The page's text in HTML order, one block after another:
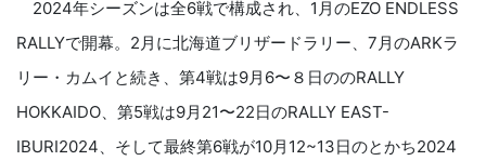
2024年シーズンは全6戦で構成され、1月のEZO ENDLESS
RALLYで開幕。2月に北海道ブリザードラリー、7月のARKラ
リー・カムイと続き、第4戦は9月6〜８日ののRALLY
HOKKAIDO、第5戦は9月21〜22日のRALLY EAST-
IBURI2024、そして最終第6戦が10月12~13日のとかち2024